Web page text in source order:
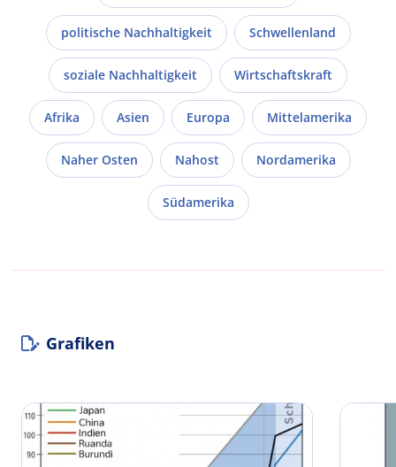
politische Nachhaltigkeit Schwellenland
soziale Nachhaltigkeit Wirtschaftskraft
Afrika Asien Europa Mittelamerika
Naher Osten Nahost Nordamerika
Südamerika
Grafiken